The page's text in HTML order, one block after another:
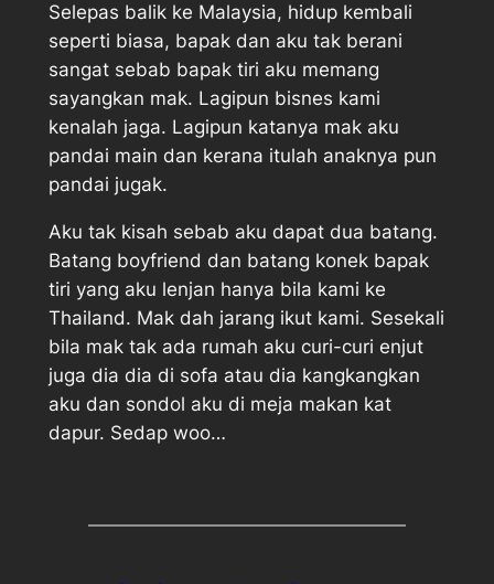
Selepas balik ke Malaysia, hidup kembali
seperti biasa, bapak dan aku tak berani
sangat sebab bapak tiri aku memang
sayangkan mak. Lagipun bisnes kami
kenalah jaga. Lagipun katanya mak aku
pandai main dan kerana itulah anaknya pun
pandai jugak.
Aku tak kisah sebab aku dapat dua batang.
Batang boyfriend dan batang konek bapak
tiri yang aku lenjan hanya bila kami ke
Thailand. Mak dah jarang ikut kami. Sesekali
bila mak tak ada rumah aku curi-curi enjut
juga dia dia di sofa atau dia kangkangkan
aku dan sondol aku di meja makan kat
dapur. Sedap woo…